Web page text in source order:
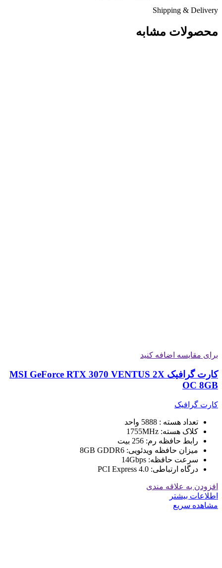
Shipping & Delivery
محصولات مشابه
برای مقایسه اضافه کنید
کارت گرافیک MSI GeForce RTX 3070 VENTUS 2X
OC 8GB
کارت گرافیک
تعداد هسته : 5888 واحد
کلاک هسته: 1755MHz
رابط حافظه رم: 256 بیت
میزان حافظه ویدئویی: 8GB GDDR6
سرعت حافظه: 14Gbps
درگاه ارتباطی: PCI Express 4.0
افزودن به علاقه مندی
اطلاعات بیشتر
مشاهده سریع